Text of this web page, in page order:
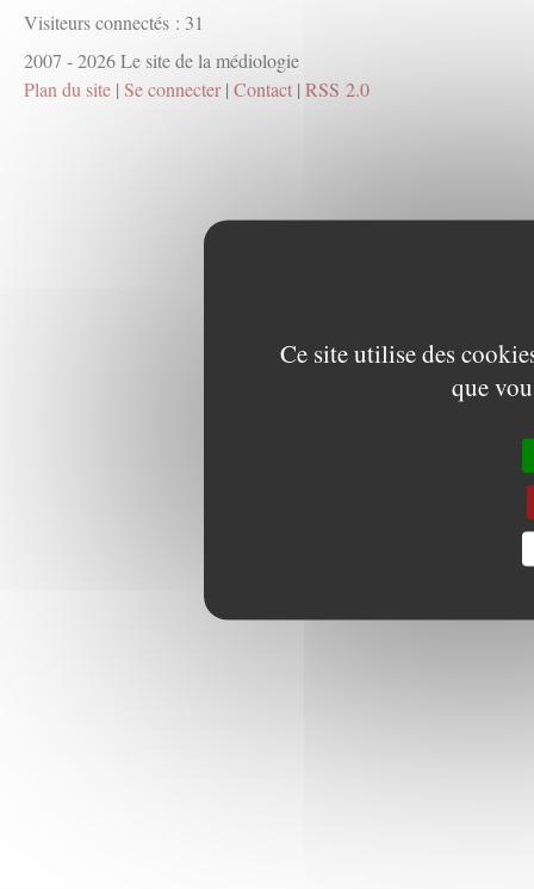
Visiteurs connectés : 31
2007 - 2026 Le site de la médiologie
Plan du site | Se connecter| Contact | RSS 2.0
Ce site utilise des
que